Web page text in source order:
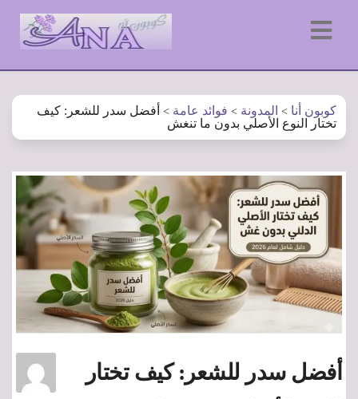
كوبون أنا > المدونة > فوائد عامة > أفضل سدر للشعر: كيف
تختار النوع الأصلي بدون ما تنغش
أفضل سدر للشعر: كيف تختار